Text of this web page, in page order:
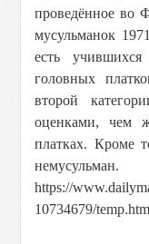
проведённое во
мусульманок
есть
головных
второй
оценками, чем
платках. Кроме
немусульман.
https://
10734679/